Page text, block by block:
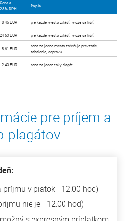
Cena s
23% DPH
Popis
18,45 EUR pre každé mesto zvlášť, môže sa líšiť
24,60 EUR pre každé mesto zvlášť, môže sa líšiť
8,61 EUR
cena za jedno mesto zahrňuje prevzatie,
zabalenie, dopravu
2,40 EUR cena za jeden taký plagát
pre príjem a
plagátov
príjmu v piatok - 12:00 hod)
nie je - 12:00 hod)